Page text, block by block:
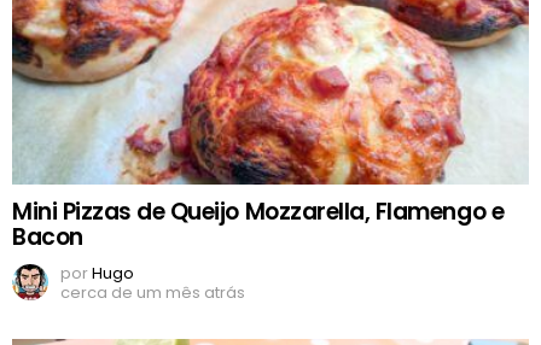
Mini Pizzas de Queijo Mozzarella, Flamengo e
Bacon
porHugo
cerca de um mês atrás